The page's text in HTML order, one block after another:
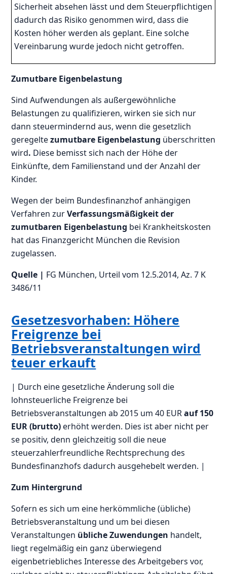
Sicherheit absehen lässt und dem Steuerpflichtigen
dadurch das Risiko genommen wird, dass die
Kosten höher werden als geplant. Eine solche
Vereinbarung wurde jedoch nicht getroffen.
Zumutbare Eigenbelastung
Sind Aufwendungen als außergewöhnliche
Belastungen zu qualifizieren, wirken sie sich nur
dann steuermindernd aus, wenn die gesetzlich
geregeltezumutbare Eigenbelastung überschritten
wird. Diese bemisst sich nach der Höhe der
Einkünfte, dem Familienstand und der Anzahl der
Kinder.
Wegen der beim Bundesfinanzhof anhängigen
Verfahren zurVerfassungsmäßigkeit der
zumutbaren Eigenbelastung bei Krankheitskosten
hat das Finanzgericht München die Revision
zugelassen.
Quelle | FG München, Urteil vom 12.5.2014, Az. 7 K
3486/11
Gesetzesvorhaben: Höhere
Freigrenze bei
Betriebsveranstaltungen wird
teuer erkauft
| Durch eine gesetzliche Änderung soll die
lohnsteuerliche Freigrenze bei
Betriebsveranstaltungen ab 2015 um 40 EURauf 150
EUR (brutto)erhöht werden. Dies ist aber nicht per
se positiv, denn gleichzeitig soll die neue
steuerzahlerfreundliche Rechtsprechung des
Bundesfinanzhofs dadurch ausgehebelt werden. |
Zum Hintergrund
Sofern es sich um eine herkömmliche (übliche)
Betriebsveranstaltung und um bei diesen
Veranstaltungen übliche Zuwendungen handelt,
liegt regelmäßig ein ganz überwiegend
eigenbetriebliches Interesse des Arbeitgebers vor,